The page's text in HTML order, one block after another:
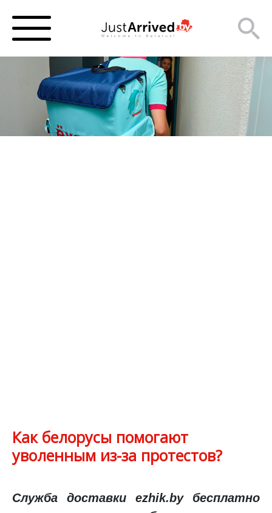
Как белорусы помогают
уволенным из-за протестов?
Служба доставки ezhik.byбесплатно